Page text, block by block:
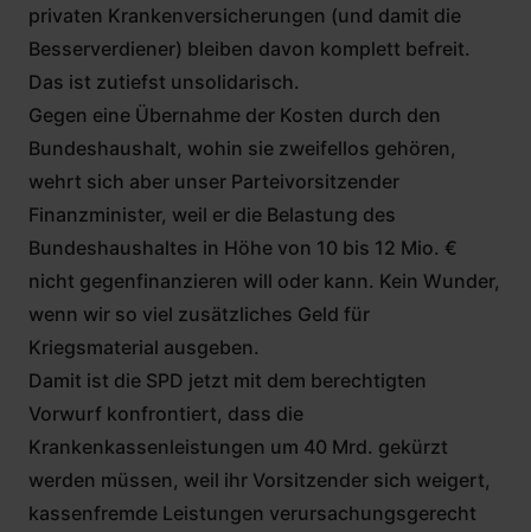
privaten Krankenversicherungen (und damit die
Besserverdiener) bleiben davon komplett befreit.
Das ist zutiefst unsolidarisch.
Gegen eine Übernahme der Kosten durch den
Bundeshaushalt, wohin sie zweifellos gehören,
wehrt sich aber unser Parteivorsitzender
Finanzminister, weil er die Belastung des
Bundeshaushaltes in Höhe von 10 bis 12 Mio. €
nicht gegenfinanzieren will oder kann. Kein Wunder,
wenn wir so viel zusätzliches Geld für
Kriegsmaterial ausgeben.
Damit ist die SPD jetzt mit dem berechtigten
Vorwurf konfrontiert, dass die
Krankenkassenleistungen um 40 Mrd. gekürzt
werden müssen, weil ihr Vorsitzender sich weigert,
kassenfremde Leistungen verursachungsgerecht